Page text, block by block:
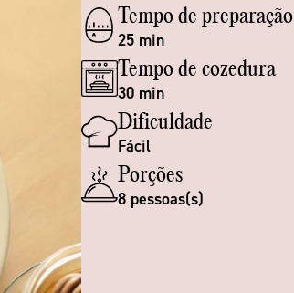
Tempo de preparação
25 min
Tempo de cozedura
30 min
Dificuldade
Fácil
Porções
8 pessoas(s)